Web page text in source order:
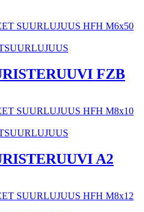
SUURLUJUUS
FZB
SUURLUJUUS
A2